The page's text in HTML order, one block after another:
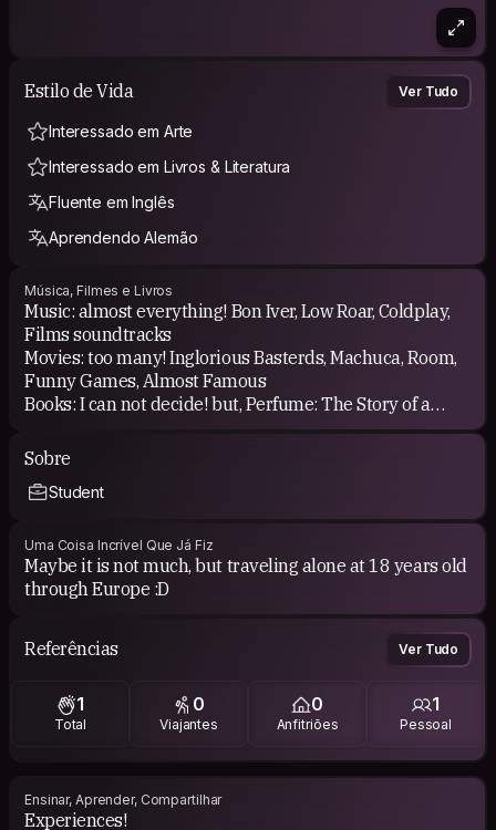
Estilo de Vida Ver Tudo
Interessado em Arte
Interessado em Livros & Literatura
Fluente em Inglês
Aprendendo Alemão
Música, Filmes e Livros
Music: almost everything! Bon Iver, Low Roar, Coldplay,
Films soundtracks
Movies: too many! Inglorious Basterds, Machuca, Room,
Funny Games, Almost Famous
Books: I can not decide! but, Perfume: The Story of a
Murderer, Harry Potter, Edgar Allan Poe
Sobre
Student
Uma Coisa Incrível Que Já Fiz
Maybe it is not much, but traveling alone at 18 years old
through Europe :D
Referências Ver Tudo
1
Total
0
Viajantes
0
Anfitriões
1
Pessoal
Ensinar, Aprender, Compartilhar
Experiences!